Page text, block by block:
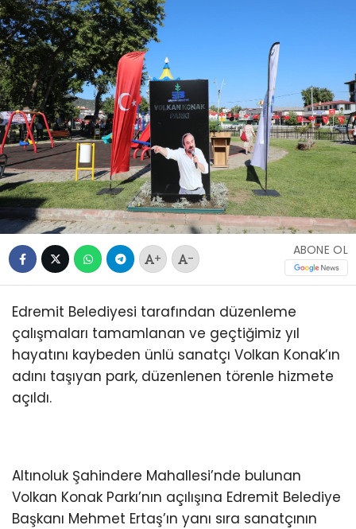
+ -
ABONE OL
Edremit Belediyesi tarafından düzenleme
çalışmaları tamamlanan ve geçtiğimiz yıl
hayatını kaybeden ünlü sanatçı Volkan Konak’ın
adını taşıyan park, düzenlenen törenle hizmete
açıldı.
Altınoluk Şahindere Mahallesi’nde bulunan
Volkan Konak Parkı’nın açılışına Edremit Belediye
Başkanı Mehmet Ertaş’ın yanı sıra sanatçının